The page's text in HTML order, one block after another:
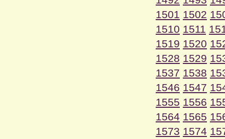
1501 1502
1510 1511
1519 1520
1528 1529
1537 1538
1546 1547
1555 1556
1564 1565
1573 1574